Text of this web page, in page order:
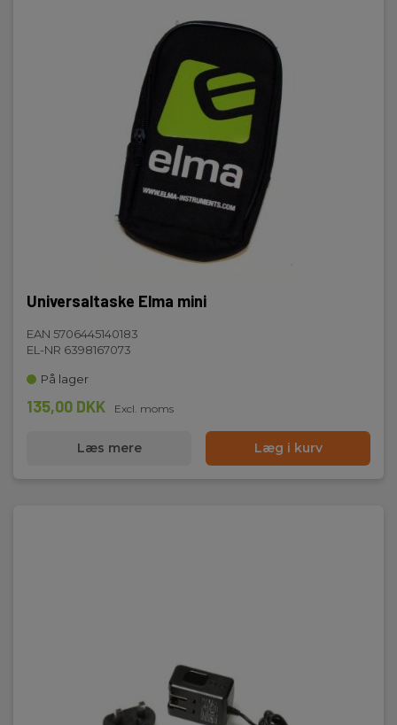
Universaltaske Elma mini
EAN 5706445140183
EL-NR 6398167073
På lager
135,00 DKK Excl. moms
Læs mere Læg i kurv